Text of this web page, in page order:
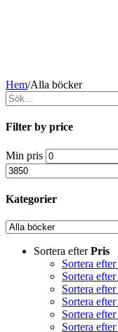
Hem/Alla böcker
Filter by price
Min pris
Kategorier
Sortera efterPris
Sortera efter
Sortera efter
Sortera efter
Sortera efter
Sortera efter
Sortera efter